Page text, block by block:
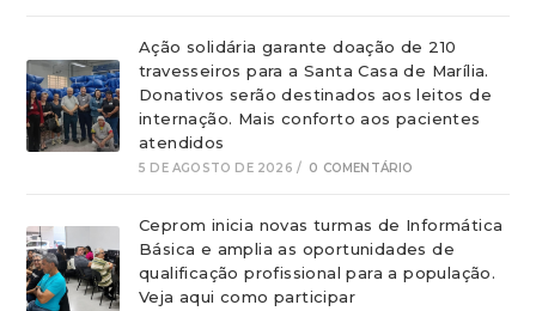
Ação solidária garante doação de 210
travesseiros para a Santa Casa de Marília.
Donativos serão destinados aos leitos de
internação. Mais conforto aos pacientes
atendidos
5 DE AGOSTO DE 2026 / 0 COMENTÁRIO
Ceprom inicia novas turmas de Informática
Básica e amplia as oportunidades de
qualificação profissional para a população.
Veja aqui como participar